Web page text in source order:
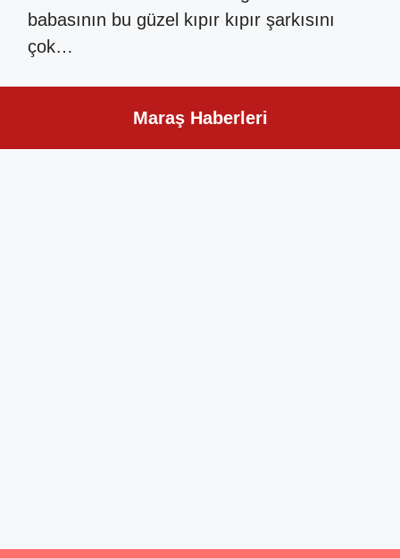
babasının bu güzel kıpır kıpır şarkısını
çok…
Maraş Haberleri